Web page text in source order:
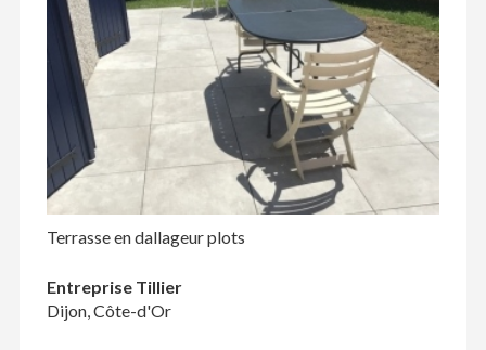
Terrasse en dallageur plots
Entreprise Tillier
Dijon, Côte-d'Or